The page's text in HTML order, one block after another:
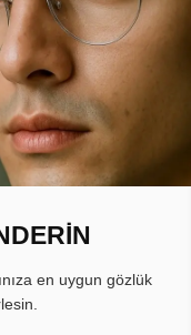
en uygun gözlük